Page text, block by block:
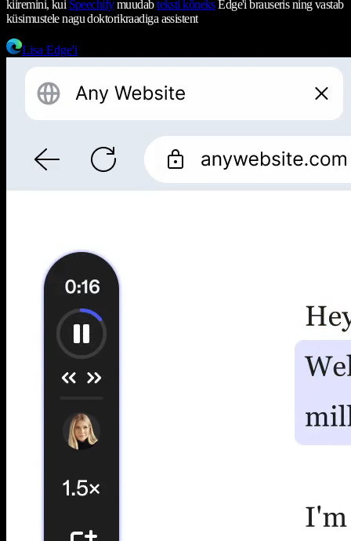
kiiremini, kui Speechifymuudabteksti kõneksEdge'i brauseris ning vastab
küsimustele nagu doktorikraadiga assistent
Lisa Edge'i